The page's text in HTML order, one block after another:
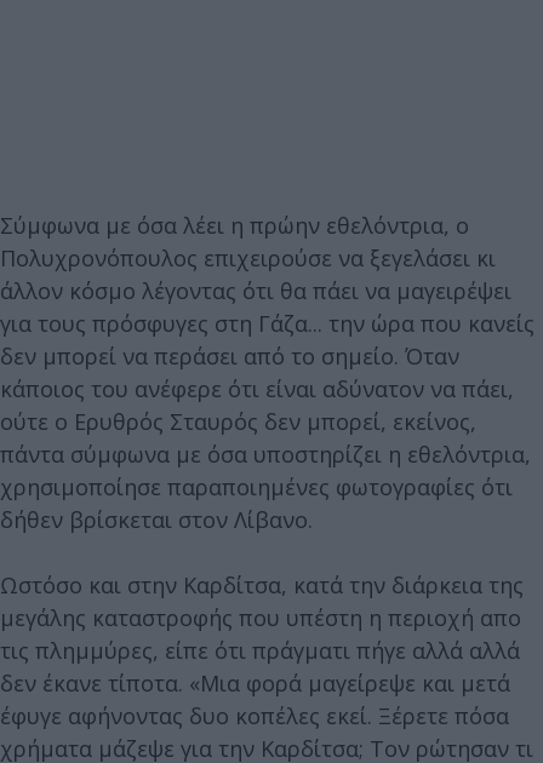
Σύμφωνα με όσα λέει η πρώην εθελόντρια, ο
Πολυχρονόπουλος επιχειρούσε να ξεγελάσει κι
άλλον κόσμο λέγοντας ότι θα πάει να μαγειρέψει
για τους πρόσφυγες στη Γάζα... την ώρα που κανείς
δεν μπορεί να περάσει από το σημείο. Όταν
κάποιος του ανέφερε ότι είναι αδύνατον να πάει,
ούτε ο Ερυθρός Σταυρός δεν μπορεί, εκείνος,
πάντα σύμφωνα με όσα υποστηρίζει η εθελόντρια,
χρησιμοποίησε παραποιημένες φωτογραφίες ότι
δήθεν βρίσκεται στον Λίβανο.
Ωστόσο και στην Καρδίτσα, κατά την διάρκεια της
μεγάλης καταστροφής που υπέστη η περιοχή απο
τις πλημμύρες, είπε ότι πράγματι πήγε αλλά αλλά
δεν έκανε τίποτα. «Μια φορά μαγείρεψε και μετά
έφυγε αφήνοντας δυο κοπέλες εκεί. Ξέρετε πόσα
χρήματα μάζεψε για την Καρδίτσα; Τον ρώτησαν τι